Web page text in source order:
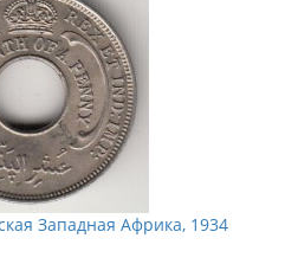
Западная Африка, 1934